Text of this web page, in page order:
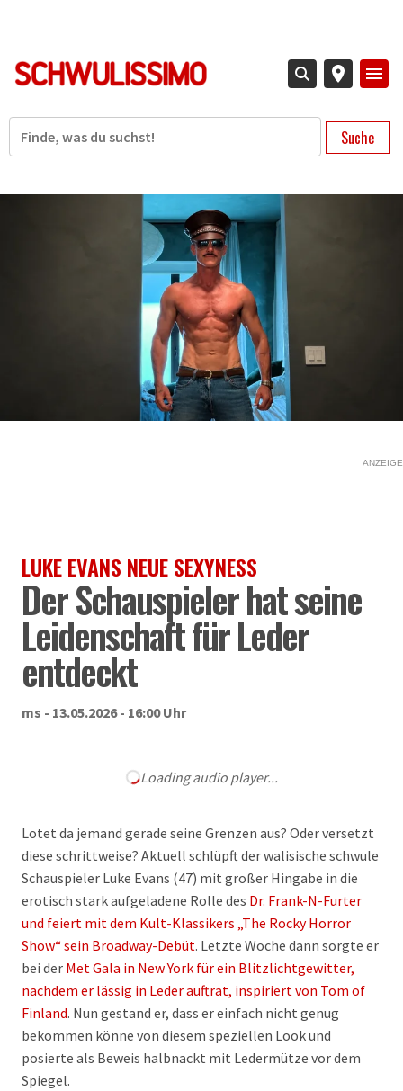
Suche
ANZEIGE
LUKE EVANS NEUE SEXYNESS
Der Schauspieler hat seine
Leidenschaft für Leder
entdeckt
ms - 13.05.2026 - 16:00 Uhr
Loading audio player...
Lotet da jemand gerade seine Grenzen aus? Oder versetzt
diese schrittweise? Aktuell schlüpft der walisische schwule
Schauspieler Luke Evans (47) mit großer Hingabe in die
erotisch stark aufgeladene Rolle des Dr. Frank-N-Furter
und feiert mit dem Kult-Klassikers „The Rocky Horror
Show“ sein Broadway-Debüt. Letzte Woche dann sorgte er
bei der Met Gala in New York für ein Blitzlichtgewitter,
nachdem er lässig in Leder auftrat, inspiriert von Tom of
Finland. Nun gestand er, dass er einfach nicht genug
bekommen könne von diesem speziellen Look und
posierte als Beweis halbnackt mit Ledermütze vor dem
Spiegel.